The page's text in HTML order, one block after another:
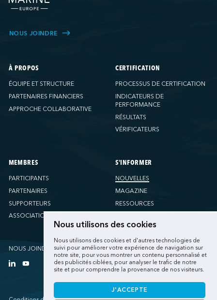
Nous utilisons des cookies
Nous utilisons des cookies et d'autres technologies de
suivi pour améliorer votre expérience de navigation sur
notre site, pour vous montrer un contenu personnalisé et
des publicités ciblées, pour analyser le trafic de notre
site et pour comprendre la provenance de nos visiteurs.
J'ACCEPTE
NOUS JOINDRE
À PROPOS
ÉQUIPE ET STRUCTURE
PARTENAIRES FINANCIERS
APPROCHE COLLABORATIVE
CERTIFICATION
PROCESSUS DE CERTIFICATION
INDICATEURS DE
PERFORMANCE
RÉSULTATS
VÉRIFICATEURS
MEMBRES
PARTICIPANTS
PARTENAIRES
SUPPORTEURS
ASSOCIATIONS
S'INFORMER
NOUVELLES
MAGAZINE
RESSOURCES
NOUS JOINDRE